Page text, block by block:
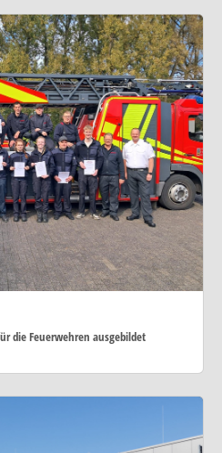
die Feuerwehren ausgebildet